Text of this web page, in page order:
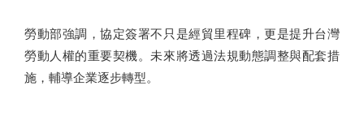
勞動部強調，協定簽署不只是經貿里程碑，更是提升台灣
勞動人權的重要契機。未來將透過法規動態調整與配套措
施，輔導企業逐步轉型。